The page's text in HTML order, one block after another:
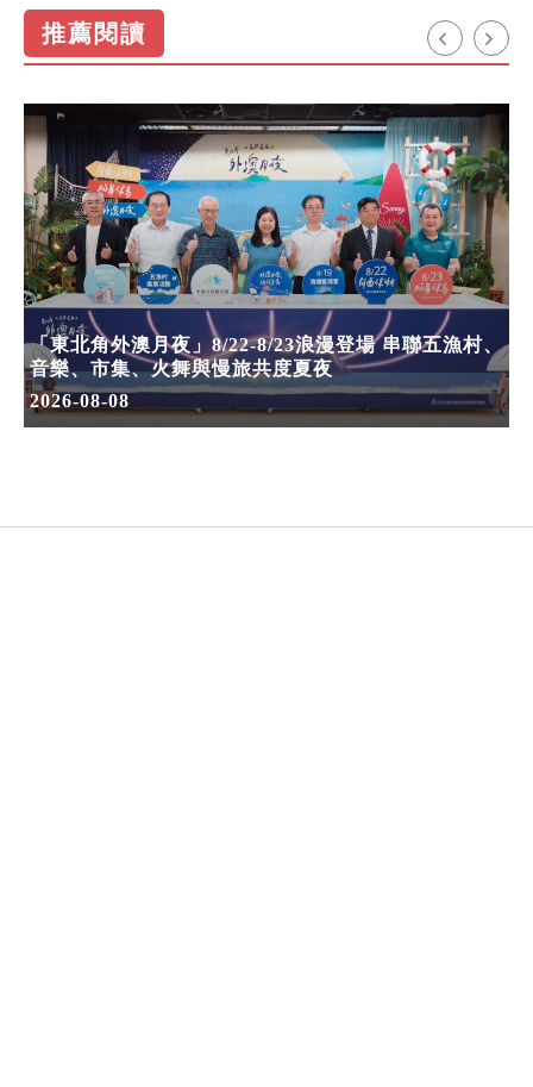
推薦閱讀
「東北角外澳月夜」8/22-8/23浪漫登場 串聯五漁村、
音樂、市集、火舞與慢旅共度夏夜
2026-08-08